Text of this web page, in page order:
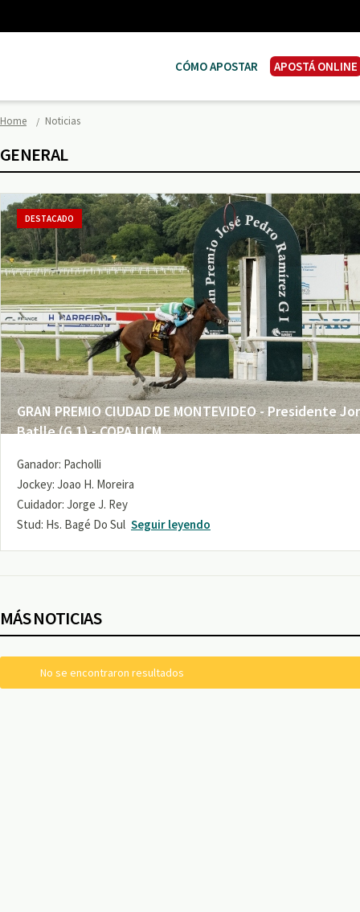
CÓMO APOSTAR APOSTÁ ONLINE
Home Noticias
GENERAL
GRAN PREMIO CIUDAD DE MONTEVIDEO - Presidente
Batlle (G 1) - COPA UCM
DESTACADO
Ganador: Pacholli
Jockey: Joao H. Moreira
Cuidador: Jorge J. Rey
Stud: Hs. Bagé Do Sul Seguir leyendo
MÁS NOTICIAS
No se encontraron resultados